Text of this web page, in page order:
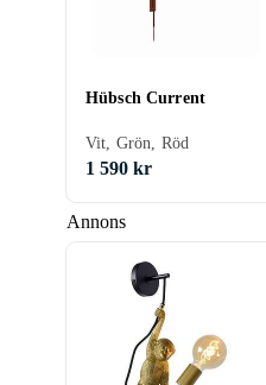
Annons
Hübsch Current
Vit, Grön, Röd
1 590 kr